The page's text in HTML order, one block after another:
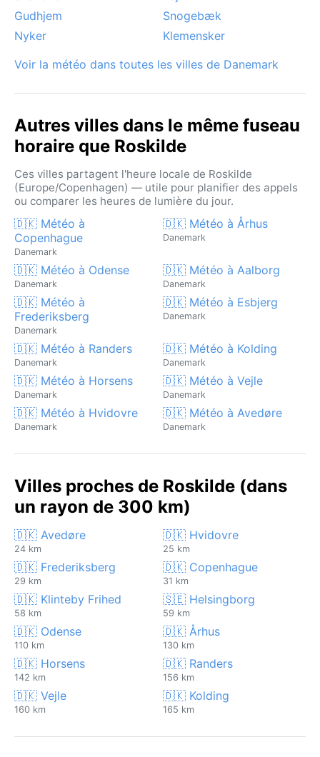
Gudhjem
Snogebæk
Nyker
Klemensker
Voir la météo dans toutes les villes de Danemark
Autres villes dans le même fuseau
horaire que Roskilde
Ces villes partagent l'heure locale de Roskilde
(Europe/Copenhagen) — utile pour planifier des appels
ou comparer les heures de lumière du jour.
🇩🇰 Météo à
Copenhague
Danemark
🇩🇰 Météo à Århus
Danemark
🇩🇰 Météo à Odense
Danemark
🇩🇰 Météo à Aalborg
Danemark
🇩🇰 Météo à
Frederiksberg
Danemark
🇩🇰 Météo à Esbjerg
Danemark
🇩🇰 Météo à Randers
Danemark
🇩🇰 Météo à Kolding
Danemark
🇩🇰 Météo à Horsens
Danemark
🇩🇰 Météo à Vejle
Danemark
🇩🇰 Météo à Hvidovre
Danemark
🇩🇰 Météo à Avedøre
Danemark
Villes proches de Roskilde (dans
un rayon de 300 km)
🇩🇰 Avedøre
24 km
🇩🇰 Hvidovre
25 km
🇩🇰 Frederiksberg
29 km
🇩🇰 Copenhague
31 km
🇩🇰 Klinteby Frihed
58 km
🇸🇪 Helsingborg
59 km
🇩🇰 Odense
110 km
🇩🇰 Århus
130 km
🇩🇰 Horsens
142 km
🇩🇰 Randers
156 km
🇩🇰 Vejle
160 km
🇩🇰 Kolding
165 km